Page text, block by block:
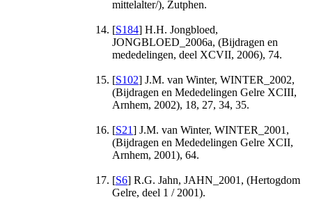
mittelalter/), Zutphen.
[S184] H.H. Jongbloed,
JONGBLOED_2006a, (Bijdragen en
mededelingen, deel XCVII, 2006), 74.
[S102] J.M. van Winter, WINTER_2002,
(Bijdragen en Mededelingen Gelre XCIII,
Arnhem, 2002), 18, 27, 34, 35.
[S21] J.M. van Winter, WINTER_2001,
(Bijdragen en Mededelingen Gelre XCII,
Arnhem, 2001), 64.
[S6] R.G. Jahn, JAHN_2001, (Hertogdom
Gelre, deel 1 / 2001).